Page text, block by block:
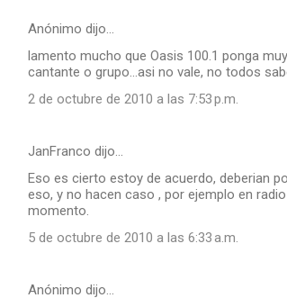
Anónimo dijo…
lamento mucho que Oasis 100.1 ponga
cantante o grupo...asi no vale, no todos
2 de octubre de 2010 a las 7:53 p.m.
JanFranco dijo…
Eso es cierto estoy de acuerdo, deberian
eso, y no hacen caso , por ejemplo en
momento.
5 de octubre de 2010 a las 6:33 a.m.
Anónimo dijo…